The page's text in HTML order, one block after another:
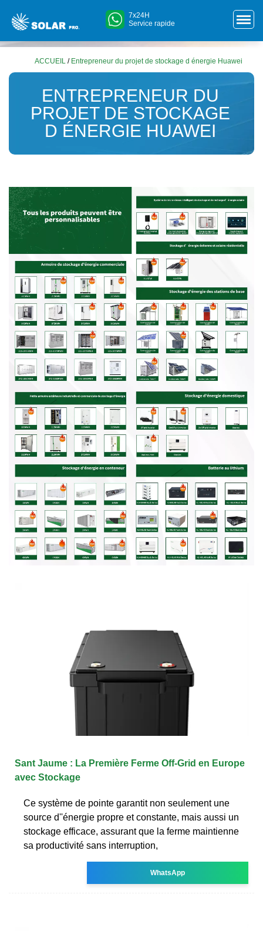
7x24H
Service rapide
ACCUEIL / Entrepreneur du projet de stockage d énergie Huawei
ENTREPRENEUR DU
PROJET DE STOCKAGE
D ÉNERGIE HUAWEI
Sant Jaume : La Première Ferme Off-Grid en Europe
avec Stockage
Ce système de pointe garantit non seulement une
source d''énergie propre et constante, mais aussi un
stockage efficace, assurant que la ferme maintienne
sa productivité sans interruption,
WhatsApp